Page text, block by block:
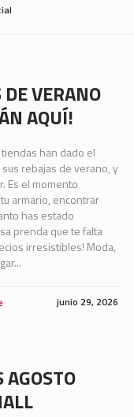
VERANO
AQUÍ!
han dado el
rebajas de verano, y
Es el momento
armario, encontrar
has estado
prenda que te falta
irresistibles! Moda,
junio 29, 2026